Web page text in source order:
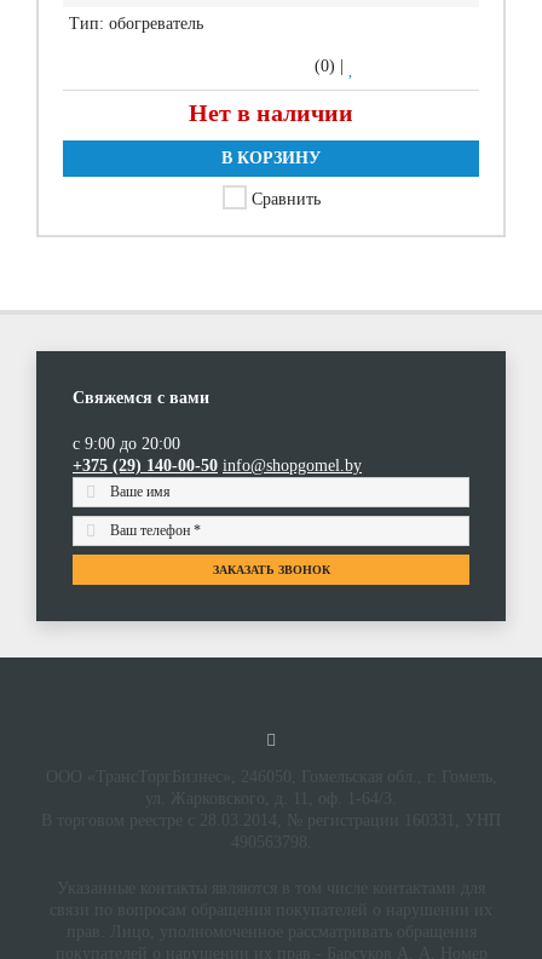
Тип: обогреватель
(0)
Нет в наличии
В КОРЗИНУ
Сравнить
Свяжемся с вами
с 9:00 до 20:00
+375 (29) 140-00-50 info@shopgomel.by
ЗАКАЗАТЬ ЗВОНОК